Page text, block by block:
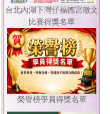
台北內湖下灣仔福德宮徵文
比賽得獎名單
榮譽榜學員得獎名單